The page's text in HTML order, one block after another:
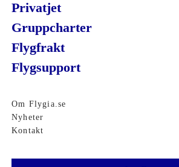
Privatjet
Gruppcharter
Flygfrakt
Flygsupport
Om Flygia.se
Nyheter
Kontakt